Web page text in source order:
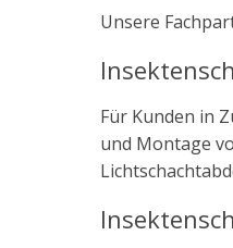
Unsere
Für Kunden in
und Montage